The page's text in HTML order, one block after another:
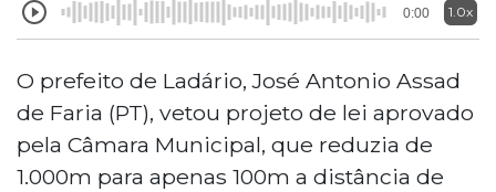
0:00 1.0x
O prefeito de Ladário, José Antonio Assad
de Faria (PT), vetou projeto de lei aprovado
pela Câmara Municipal, que reduzia de
1.000m para apenas 100m a distância de